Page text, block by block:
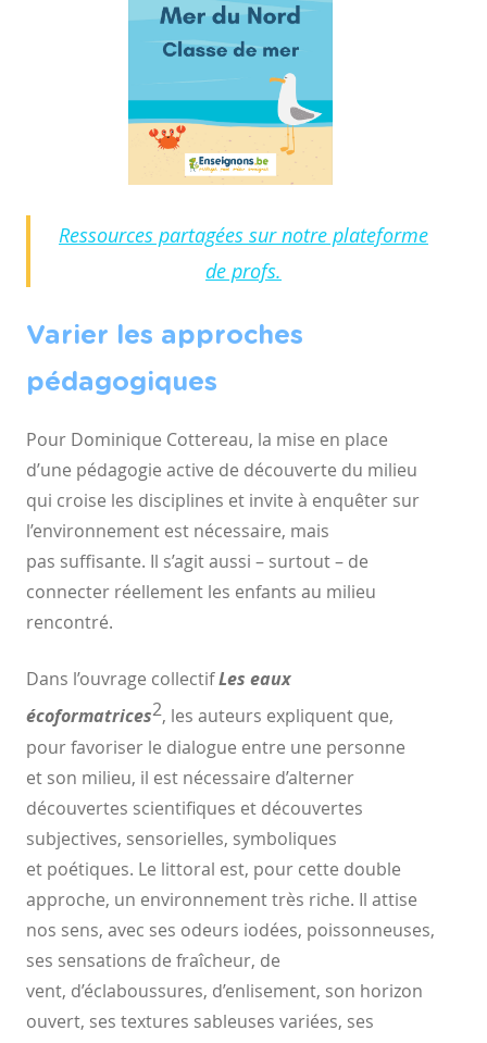
Ressources partagées sur notre plateforme
de profs.
Varier les approches
pédagogiques
Pour Dominique Cottereau, la mise en place
d’une pédagogie active de découverte du milieu
qui croise les disciplines et invite à enquêter sur
l’environnement est nécessaire, mais
pas suffisante. Il s’agit aussi – surtout – de
connecter réellement les enfants au milieu
rencontré.
Dans l’ouvrage collectifLes eaux
écoformatrices2, les auteurs expliquent que,
pour favoriser le dialogue entre une personne
et son milieu, il est nécessaire d’alterner
découvertes scientifiques et découvertes
subjectives, sensorielles, symboliques
et poétiques. Le littoral est, pour cette double
approche, un environnement très riche. Il attise
nos sens, avec ses odeurs iodées, poissonneuses,
ses sensations de fraîcheur, de
vent, d’éclaboussures, d’enlisement, son horizon
ouvert, ses textures sableuses variées, ses